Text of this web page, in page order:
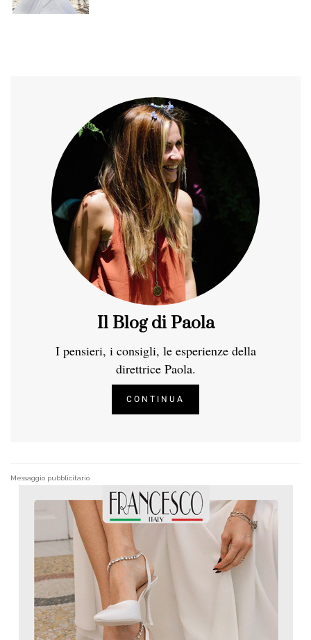
Il Blog di Paola
I pensieri, i consigli, le esperienze della
direttrice Paola.
CONTINUA
Messaggio pubblicitario